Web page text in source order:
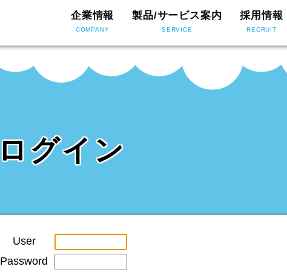
企業情報
COMPANY
製品/サービス案内
SERVICE
採用情報
RECRUIT
ログイン
User
Password